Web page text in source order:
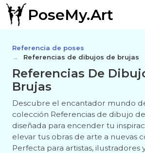
PoseMy.Art
Referencia de poses
Referencias de dibujos de brujas
Referencias De
Brujas
Descubre el encantador mundo
colección Referencias de dibujo
diseñada para encender tu
elevar tus obras de arte a nuevas
Perfecta para artistas, ilustradores